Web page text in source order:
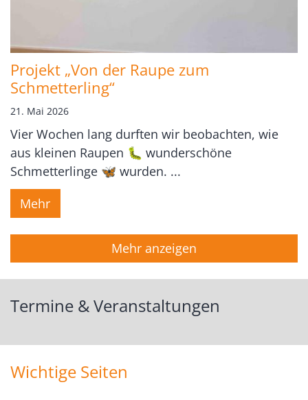
Projekt „Von der Raupe zum
Schmetterling“
21. Mai 2026
Vier Wochen lang durften wir beobachten, wie
aus kleinen Raupen 🐛 wunderschöne
Schmetterlinge 🦋 wurden. ...
Mehr
Mehr anzeigen
Termine & Veranstaltungen
Wichtige Seiten